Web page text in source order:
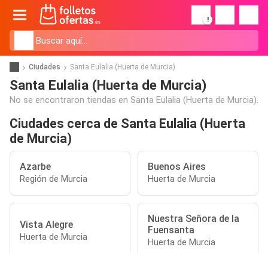
!
Ciudades Santa Eulalia (Huerta de Murcia)
Santa Eulalia (Huerta de Murcia)
No se encontraron tiendas en Santa Eulalia (Huerta de Murcia).
Ciudades cerca de Santa Eulalia (Huerta
de Murcia)
Azarbe
Región de Murcia
Buenos Aires
Huerta de Murcia
Vista Alegre
Huerta de Murcia
Nuestra Señora de la
Fuensanta
Huerta de Murcia